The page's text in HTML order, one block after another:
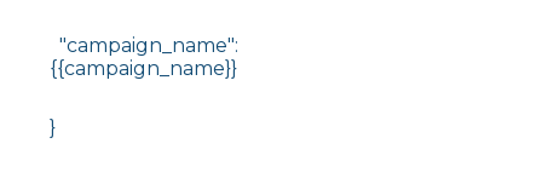
"campaign_name":
{{campaign_name}}
}